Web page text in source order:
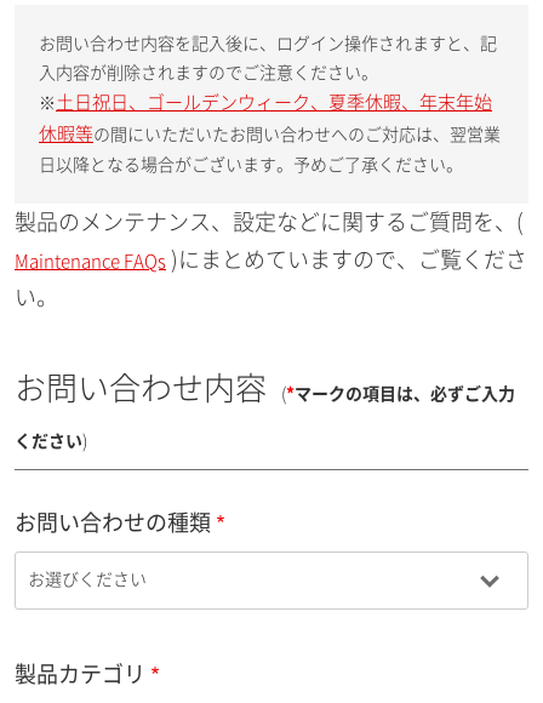
お問い合わせ内容を記入後に、ログイン操作されますと、記
入内容が削除されますのでご注意ください。
※ 土日祝日、ゴールデンウィーク、夏季休暇、年末年始
休暇等の間にいただいたお問い合わせへのご対応は、翌営業
日以降となる場合がございます。予めご了承ください。
製品のメンテナンス、設定などに関するご質問を、(
Maintenance FAQs )にまとめていますので、ご覧くださ
い。
お問い合わせ内容 (*マークの項目は、必ずご入力
ください)
お問い合わせの種類
製品カテゴリ